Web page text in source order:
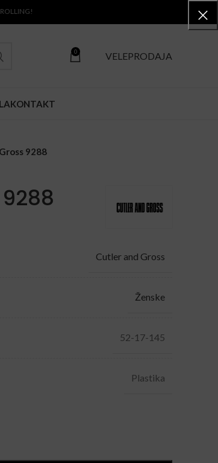
0 VELEPRODAJA
KONTAKT
9288
Cutler and Gross
Ženske
52-17-145
Plastika